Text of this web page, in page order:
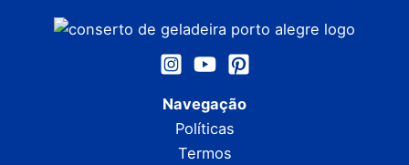
Navegação
Políticas
Termos